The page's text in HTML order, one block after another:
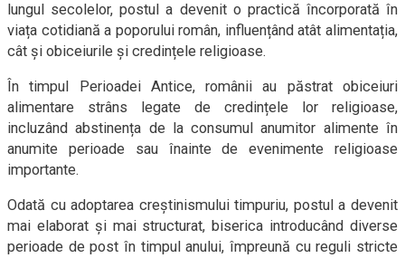
lungul secolelor, postul a devenit o practică încorporată în
viața cotidiană a poporului român, influențând atât alimentația,
cât și obiceiurile și credințele religioase.
În timpul Perioadei Antice, românii au păstrat obiceiuri
alimentare strâns legate de credințele lor religioase,
incluzând abstinența de la consumul anumitor alimente în
anumite perioade sau înainte de evenimente religioase
importante.
Odată cu adoptarea creștinismului timpuriu, postul a devenit
mai elaborat și mai structurat, biserica introducând diverse
perioade de post în timpul anului, împreună cu reguli stricte